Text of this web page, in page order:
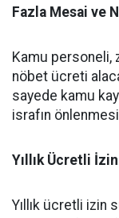
Fazla Mesai ve
Kamu personeli,
nöbet ücreti
sayede kamu
israfın
Yıllık Ücretli
Yıllık ücretli izin